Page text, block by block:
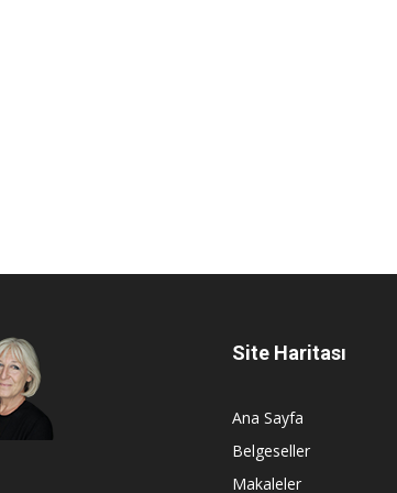
Site Haritası
Ana Sayfa
Belgeseller
Makaleler